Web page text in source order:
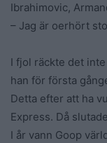
Ibrahimovic,
– Jag är oerhört
I fjol räckte det
han för första
Detta efter att ha
Express. Då
I år vann Goop